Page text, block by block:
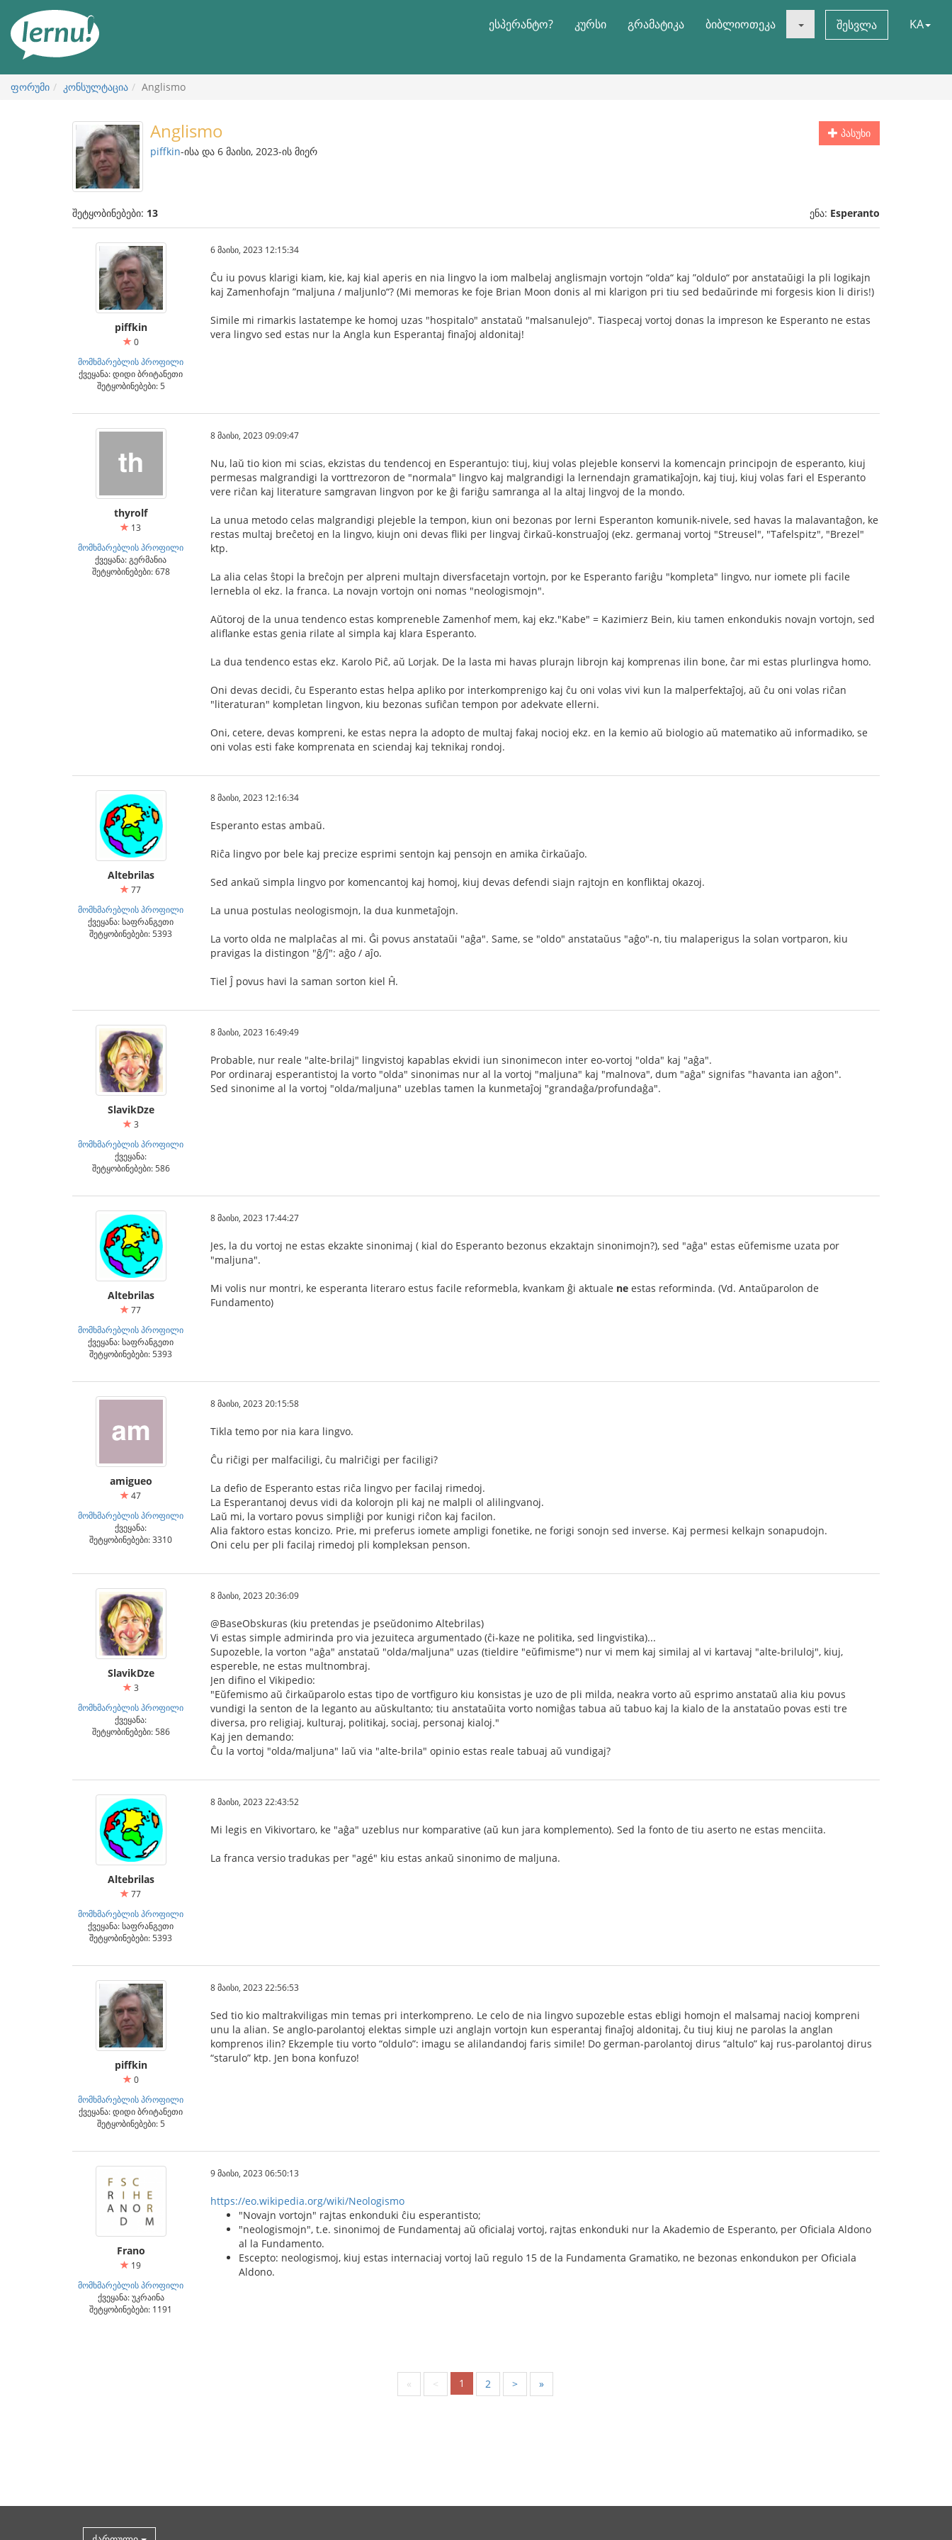
ნახვა
ესპერანტო? კურსი გრამატიკა ბიბლიოთეკა შესვლა KA
ფორუმი კონსულტაცია Anglismo
პასუხი
Anglismo
piffkin-ისა და 6 მაისი, 2023-ის მიერ
შეტყობინებები: 13 ენა: Esperanto
piffkin
0
მომხმარებლის პროფილი
ქვეყანა: დიდი ბრიტანეთი
შეტყობინებები: 5
6 მაისი, 2023 12:15:34
Ĉu iu povus klarigi kiam, kie, kaj kial aperis en nia lingvo la iom malbelaj anglismajn vortojn “olda“ kaj ”oldulo“ por anstataŭigi la pli logikajn
kaj Zamenhofajn ”maljuna / maljunlo“? (Mi memoras ke foje Brian Moon donis al mi klarigon pri tiu sed bedaŭrinde mi forgesis kion li diris!)
Simile mi rimarkis lastatempe ke homoj uzas "hospitalo" anstataŭ "malsanulejo". Tiaspecaj vortoj donas la impreson ke Esperanto ne estas
vera lingvo sed estas nur la Angla kun Esperantaj finaĵoj aldonitaj!
thyrolf
13
მომხმარებლის პროფილი
ქვეყანა: გერმანია
შეტყობინებები: 678
8 მაისი, 2023 09:09:47
Nu, laŭ tio kion mi scias, ekzistas du tendencoj en Esperantujo: tiuj, kiuj volas plejeble konservi la komencajn principojn de esperanto, kiuj
permesas malgrandigi la vorttrezoron de "normala" lingvo kaj malgrandigi la lernendajn gramatikaĵojn, kaj tiuj, kiuj volas fari el Esperanto
vere riĉan kaj literature samgravan lingvon por ke ĝi fariĝu samranga al la altaj lingvoj de la mondo.
La unua metodo celas malgrandigi plejeble la tempon, kiun oni bezonas por lerni Esperanton komunik-nivele, sed havas la malavantaĝon, ke
restas multaj breĉetoj en la lingvo, kiujn oni devas fliki per lingvaj ĉirkaŭ-konstruaĵoj (ekz. germanaj vortoj "Streusel", "Tafelspitz", "Brezel"
ktp.
La alia celas ŝtopi la breĉojn per alpreni multajn diversfacetajn vortojn, por ke Esperanto fariĝu "kompleta" lingvo, nur iomete pli facile
lernebla ol ekz. la franca. La novajn vortojn oni nomas "neologismojn".
Aŭtoroj de la unua tendenco estas kompreneble Zamenhof mem, kaj ekz."Kabe" = Kazimierz Bein, kiu tamen enkondukis novajn vortojn, sed
aliflanke estas genia rilate al simpla kaj klara Esperanto.
La dua tendenco estas ekz. Karolo Piĉ, aŭ Lorjak. De la lasta mi havas plurajn librojn kaj komprenas ilin bone, ĉar mi estas plurlingva homo.
Oni devas decidi, ĉu Esperanto estas helpa apliko por interkomprenigo kaj ĉu oni volas vivi kun la malperfektaĵoj, aŭ ĉu oni volas riĉan
"literaturan" kompletan lingvon, kiu bezonas sufiĉan tempon por adekvate ellerni.
Oni, cetere, devas kompreni, ke estas nepra la adopto de multaj fakaj nocioj ekz. en la kemio aŭ biologio aŭ matematiko aŭ informadiko, se
oni volas esti fake komprenata en sciendaj kaj teknikaj rondoj.
Altebrilas
77
მომხმარებლის პროფილი
ქვეყანა: საფრანგეთი
შეტყობინებები: 5393
8 მაისი, 2023 12:16:34
Esperanto estas ambaŭ.
Riĉa lingvo por bele kaj precize esprimi sentojn kaj pensojn en amika ĉirkaŭaĵo.
Sed ankaŭ simpla lingvo por komencantoj kaj homoj, kiuj devas defendi siajn rajtojn en konfliktaj okazoj.
La unua postulas neologismojn, la dua kunmetaĵojn.
La vorto olda ne malplaĉas al mi. Ĝi povus anstataŭi "aĝa". Same, se "oldo" anstataŭus "aĝo"-n, tiu malaperigus la solan vortparon, kiu
pravigas la distingon "ĝ/ĵ": aĝo / aĵo.
Tiel Ĵ povus havi la saman sorton kiel Ĥ.
SlavikDze
3
მომხმარებლის პროფილი
ქვეყანა:
შეტყობინებები: 586
8 მაისი, 2023 16:49:49
Probable, nur reale "alte-brilaj" lingvistoj kapablas ekvidi iun sinonimecon inter eo-vortoj "olda" kaj "aĝa".
Por ordinaraj esperantistoj la vorto "olda" sinonimas nur al la vortoj "maljuna" kaj "malnova", dum "aĝa" signifas "havanta ian aĝon".
Sed sinonime al la vortoj "olda/maljuna" uzeblas tamen la kunmetaĵoj "grandaĝa/profundaĝa".
Altebrilas
77
მომხმარებლის პროფილი
ქვეყანა: საფრანგეთი
შეტყობინებები: 5393
8 მაისი, 2023 17:44:27
Jes, la du vortoj ne estas ekzakte sinonimaj ( kial do Esperanto bezonus ekzaktajn sinonimojn?), sed "aĝa" estas eŭfemisme uzata por
"maljuna".
Mi volis nur montri, ke esperanta literaro estus facile reformebla, kvankam ĝi aktuale ne estas reforminda. (Vd. Antaŭparolon de
Fundamento)
amigueo
47
მომხმარებლის პროფილი
ქვეყანა:
შეტყობინებები: 3310
8 მაისი, 2023 20:15:58
Tikla temo por nia kara lingvo.
Ĉu riĉigi per malfaciligi, ĉu malriĉigi per faciligi?
La defio de Esperanto estas riĉa lingvo per facilaj rimedoj.
La Esperantanoj devus vidi da kolorojn pli kaj ne malpli ol alilingvanoj.
Laŭ mi, la vortaro povus simpliĝi por kunigi riĉon kaj facilon.
Alia faktoro estas koncizo. Prie, mi preferus iomete ampligi fonetike, ne forigi sonojn sed inverse. Kaj permesi kelkajn sonapudojn.
Oni celu per pli facilaj rimedoj pli kompleksan penson.
SlavikDze
3
მომხმარებლის პროფილი
ქვეყანა:
შეტყობინებები: 586
8 მაისი, 2023 20:36:09
@BaseObskuras (kiu pretendas je pseŭdonimo Altebrilas)
Vi estas simple admirinda pro via jezuiteca argumentado (ĉi-kaze ne politika, sed lingvistika)...
Supozeble, la vorton "aĝa" anstataŭ "olda/maljuna" uzas (tieldire "eŭfimisme") nur vi mem kaj similaj al vi kartavaj "alte-briluloj", kiuj,
espereble, ne estas multnombraj.
Jen difino el Vikipedio:
"Eŭfemismo aŭ ĉirkaŭparolo estas tipo de vortfiguro kiu konsistas je uzo de pli milda, neakra vorto aŭ esprimo anstataŭ alia kiu povus
vundigi la senton de la leganto au aŭskultanto; tiu anstataŭita vorto nomiĝas tabua aŭ tabuo kaj la kialo de la anstataŭo povas esti tre
diversa, pro religiaj, kulturaj, politikaj, sociaj, personaj kialoj."
Kaj jen demando:
Ĉu la vortoj "olda/maljuna" laŭ via "alte-brila" opinio estas reale tabuaj aŭ vundigaj?
Altebrilas
77
მომხმარებლის პროფილი
ქვეყანა: საფრანგეთი
შეტყობინებები: 5393
8 მაისი, 2023 22:43:52
Mi legis en Vikivortaro, ke "aĝa" uzeblus nur komparative (aŭ kun jara komplemento). Sed la fonto de tiu aserto ne estas menciita.
La franca versio tradukas per "agé" kiu estas ankaŭ sinonimo de maljuna.
piffkin
0
მომხმარებლის პროფილი
ქვეყანა: დიდი ბრიტანეთი
შეტყობინებები: 5
8 მაისი, 2023 22:56:53
Sed tio kio maltrakviligas min temas pri interkompreno. Le celo de nia lingvo supozeble estas ebligi homojn el malsamaj nacioj kompreni
unu la alian. Se anglo-parolantoj elektas simple uzi anglajn vortojn kun esperantaj finaĵoj aldonitaj, ĉu tiuj kiuj ne parolas la anglan
komprenos ilin? Ekzemple tiu vorto “oldulo”: imagu se alilandandoj faris simile! Do german-parolantoj dirus “altulo” kaj rus-parolantoj dirus
“starulo” ktp. Jen bona konfuzo!
Frano
19
მომხმარებლის პროფილი
ქვეყანა: უკრაინა
შეტყობინებები: 1191
9 მაისი, 2023 06:50:13
https://eo.wikipedia.org/wiki/Neologismo
"Novajn vortojn" rajtas enkonduki ĉiu esperantisto;
"neologismojn", t.e. sinonimoj de Fundamentaj aŭ oficialaj vortoj, rajtas enkonduki nur la Akademio de Esperanto, per Oficiala Aldono
al la Fundamento.
Escepto: neologismoj, kiuj estas internaciaj vortoj laŭ regulo 15 de la Fundamenta Gramatiko, ne bezonas enkondukon per Oficiala
Aldono.
« < 1 2 > »